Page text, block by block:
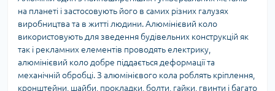
на планеті і застосовують його в самих різних галузях
виробництва та в житті людини. Алюмінієвий коло
використовують для зведення будівельних конструкцій як
так і рекламних елементів проводять електрику,
алюмінієвий коло добре піддається деформації та
механічній обробці. З алюмінієвого кола роблять кріплення,
кронштейни, шайби, прокладки, болти, гайки, гвинти і багато